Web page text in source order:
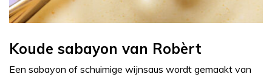
Koude sabayon van Robèrt
Een sabayon of schuimige wijnsaus wordt gemaakt van